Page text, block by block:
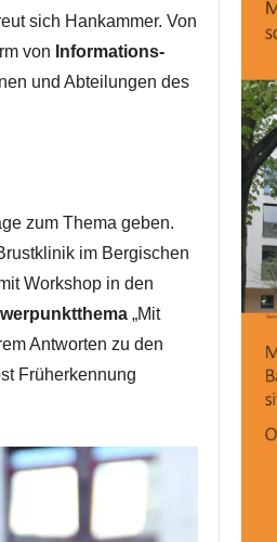
sich Hankammer. Von
von Informations-
und Abteilungen des
zum Thema geben.
im Bergischen
Workshop in den
„Mit
Antworten zu den
Früherkennung